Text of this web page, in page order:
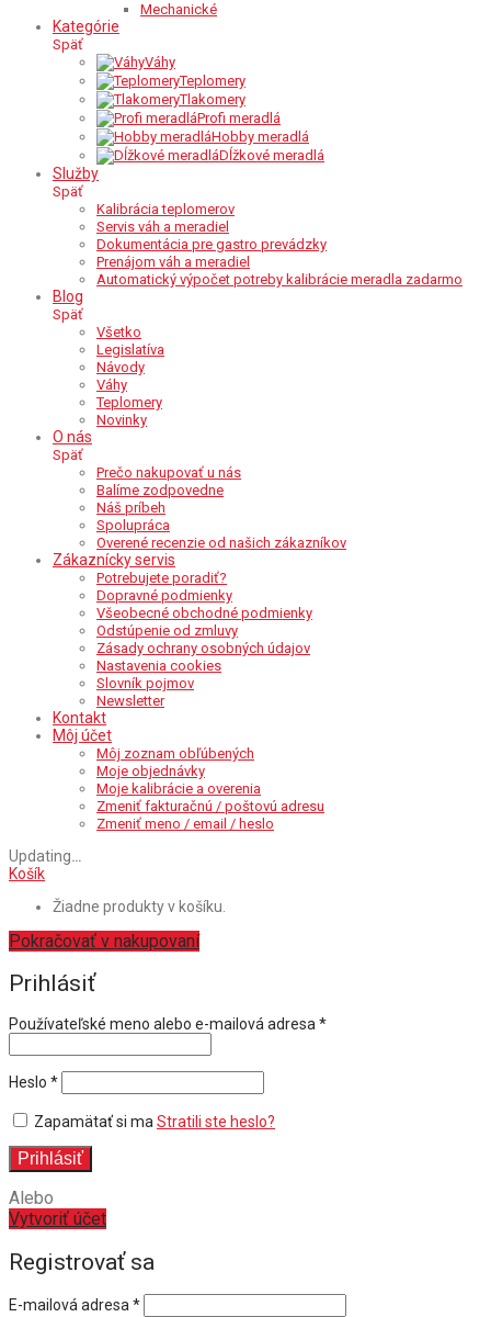
Mechanické
Kategórie
Späť
Váhy
Teplomery
Tlakomery
Profi meradlá
Hobby meradlá
Dĺžkové meradlá
Služby
Späť
Kalibrácia teplomerov
Servis váh a meradiel
Dokumentácia pre gastro prevádzky
Prenájom váh a meradiel
Automatický výpočet potreby kalibrácie meradla zadarmo
Blog
Späť
Všetko
Legislatíva
Návody
Váhy
Teplomery
Novinky
O nás
Späť
Prečo nakupovať u nás
Balíme zodpovedne
Náš príbeh
Spolupráca
Overené recenzie od našich zákazníkov
Zákaznícky servis
Potrebujete poradiť?
Dopravné podmienky
Všeobecné obchodné podmienky
Odstúpenie od zmluvy
Zásady ochrany osobných údajov
Nastavenia cookies
Slovník pojmov
Newsletter
Kontakt
Môj účet
Môj zoznam obľúbených
Moje objednávky
Moje kalibrácie a overenia
Zmeniť fakturačnú / poštovú adresu
Zmeniť meno / email / heslo
Updating…
Košík
Žiadne produkty v košíku.
Pokračovať v nakupovaní
Prihlásiť
Používateľské meno alebo e-mailová adresa*Povinné
Heslo *Povinné
Zapamätať si maStratili ste heslo?
Prihlásiť
Alebo
Vytvoriť účet
Registrovať sa
E-mailová adresa *